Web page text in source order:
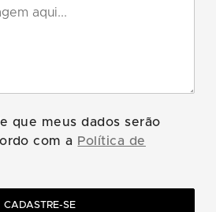
que meus dados serão
com a Política de
CADASTRE-SE